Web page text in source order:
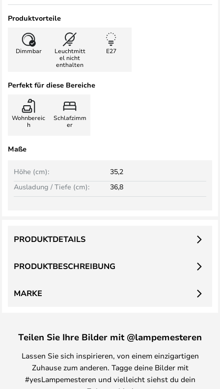
Produktvorteile
Dimmbar
Leuchtmitt
el nicht
enthalten
E27
Perfekt für diese Bereiche
Wohnbereic
h
Schlafzimm
er
Maße
Höhe (cm):
35,2
Ausladung / Tiefe (cm):
36,8
PRODUKTBESCHREIBUNG
PRODUKTDETAILS
MARKE
Teilen Sie Ihre Bilder mit @lampemesteren
Lassen Sie sich inspirieren, von einem einzigartigen
Zuhause zum anderen. Tagge deine Bilder mit
#yesLampemesteren und vielleicht siehst du dein